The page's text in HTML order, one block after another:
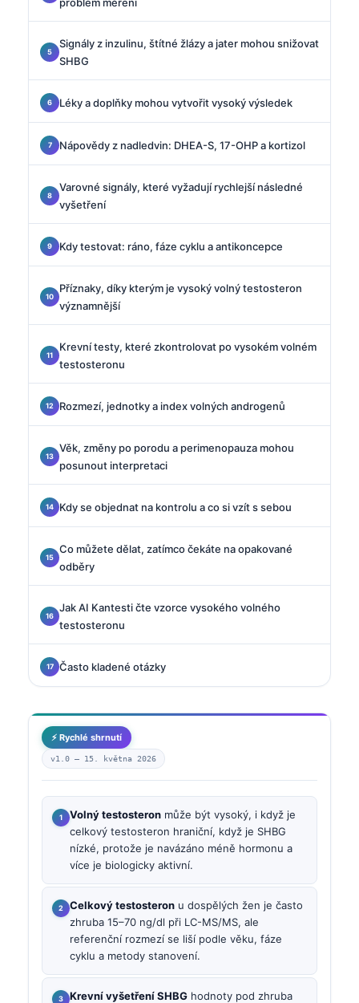
Signály z inzulinu, štítné žlázy a jater mohou snižovat
SHBG
Léky a doplňky mohou vytvořit vysoký výsledek
Nápovědy z nadledvin: DHEA-S, 17-OHP a kortizol
Varovné signály, které vyžadují rychlejší následné
vyšetření
Kdy testovat: ráno, fáze cyklu a antikoncepce
Příznaky, díky kterým je vysoký volný testosteron
významnější
Krevní testy, které zkontrolovat po vysokém volném
testosteronu
Rozmezí, jednotky a index volných androgenů
Věk, změny po porodu a perimenopauza mohou
posunout interpretaci
Kdy se objednat na kontrolu a co si vzít s sebou
Co můžete dělat, zatímco čekáte na opakované
odběry
Jak AI Kantesti čte vzorce vysokého volného
testosteronu
Často kladené otázky
⚡ Rychlé shrnutí
v1.0 — 15. května 2026
Volný testosteron může být vysoký, i když je
celkový testosteron hraniční, když je SHBG
nízké, protože je navázáno méně hormonu a
více je biologicky aktivní.
Celkový testosteron u dospělých žen je často
zhruba 15–70 ng/dl při LC-MS/MS, ale
referenční rozmezí se liší podle věku, fáze
cyklu a metody stanovení.
Krevní vyšetření SHBG hodnoty pod zhruba